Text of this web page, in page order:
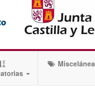
Miscelánea